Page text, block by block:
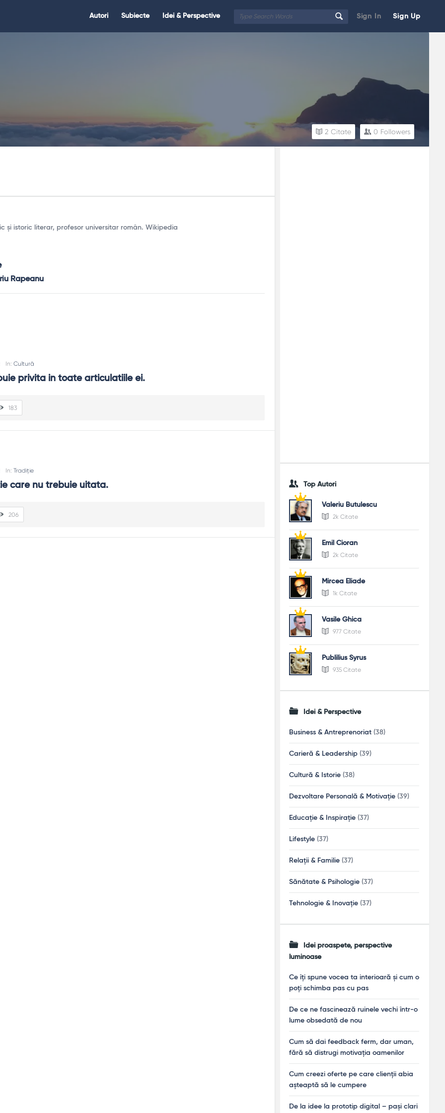
Sign In Sign Up
Citate.ro
Autori Subiecte Idei & Perspective
0 Followers
2 Citate
și istoric literar, profesor universitar român. Wikipedia
Rapeanu
In: Cultură
privita in toate articulatiile ei.
183
In: Tradiție
care nu trebuie uitata.
206
Top Autori
Valeriu Butulescu
2k Citate
Emil Cioran
2k Citate
Mircea Eliade
1k Citate
Vasile Ghica
977 Citate
Publilius Syrus
935 Citate
Idei & Perspective
Business & Antreprenoriat (38)
Carieră & Leadership (39)
Cultură & Istorie (38)
Dezvoltare Personală & Motivație (39)
Educație & Inspirație (37)
Lifestyle (37)
Relații & Familie (37)
Sănătate & Psihologie (37)
Tehnologie & Inovație (37)
Idei proaspete, perspective
luminoase
Ce îți spune vocea ta interioară și cum o
poți schimba pas cu pas
De ce ne fascinează ruinele vechi într-o
lume obsedată de nou
Cum să dai feedback ferm, dar uman,
fără să distrugi motivația oamenilor
Cum creezi oferte pe care clienții abia
așteaptă să le cumpere
De la idee la prototip digital – pași clari